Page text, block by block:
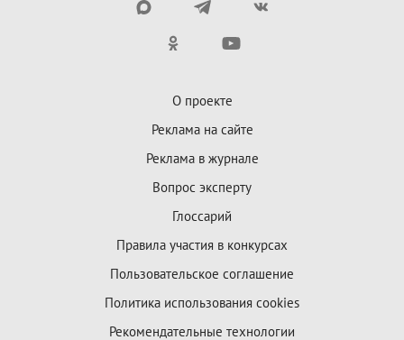
О проекте
Реклама на сайте
Реклама в журнале
Вопрос эксперту
Глоссарий
Правила участия в конкурсах
Пользовательское соглашение
Политика использования cookies
Рекомендательные технологии